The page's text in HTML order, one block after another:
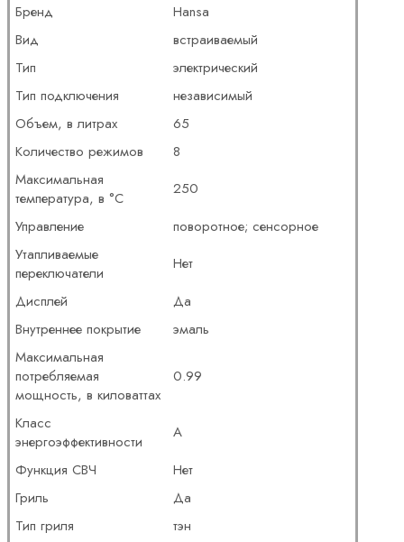
Бренд
Hansa
Вид
встраиваемый
Тип
электрический
Тип подключения
независимый
Объем, в литрах
65
Количество режимов
8
Максимальная
температура, в °C
250
Управление
поворотное; сенсорное
Утапливаемые
переключатели
Нет
Дисплей
Да
Внутреннее покрытие
эмаль
Максимальная
потребляемая
мощность, в киловаттах
0.99
Класс
энергоэффективности
A
Функция СВЧ
Нет
Гриль
Да
Тип гриля
тэн